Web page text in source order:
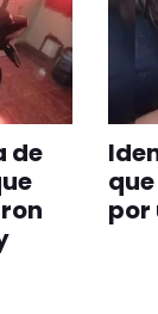
de
por